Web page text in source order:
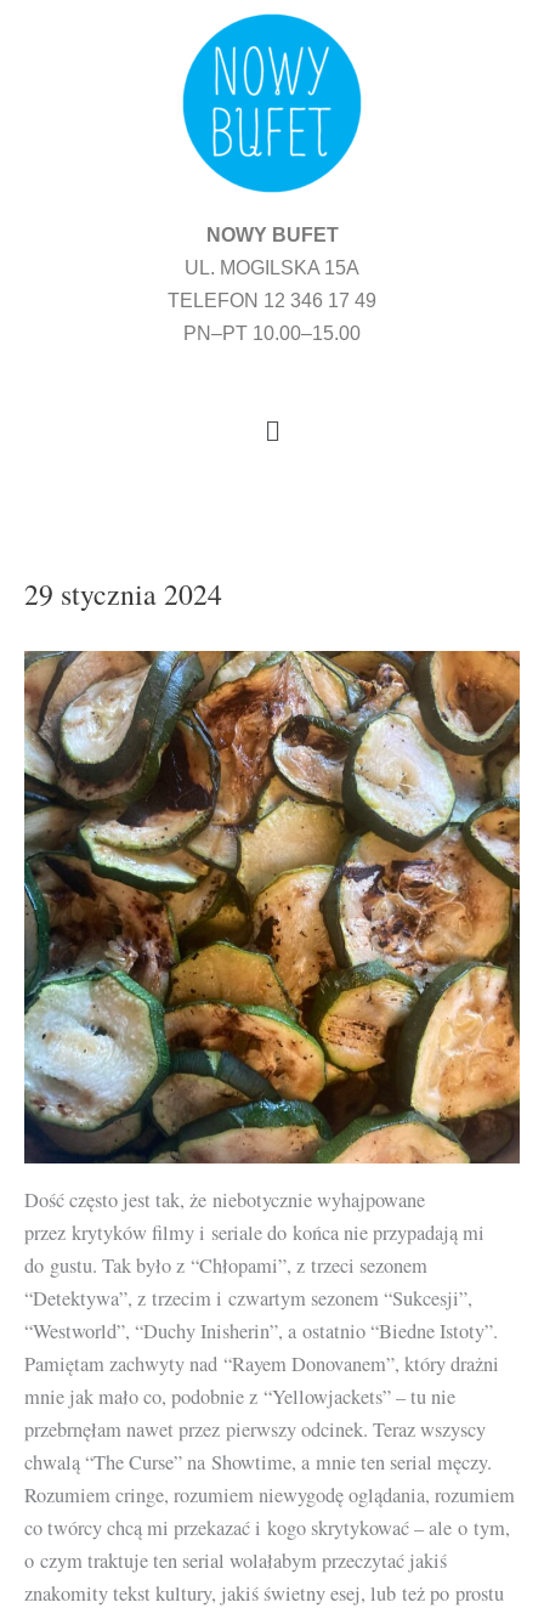
NOWY BUFET
UL. MOGILSKA 15A
TELEFON 12 346 17 49
PN–PT 10.00–15.00
Menu
29 stycznia 2024
Dość często jest tak, że niebotycznie wyhajpowane
przez krytyków filmy i seriale do końca nie przypadają mi
do gustu. Tak było z “Chłopami”, z trzeci sezonem
“Detektywa”, z trzecim i czwartym sezonem “Sukcesji”,
“Westworld”, “Duchy Inisherin”, a ostatnio “Biedne Istoty”.
Pamiętam zachwyty nad “Rayem Donovanem”, który drażni
mnie jak mało co, podobnie z “Yellowjackets” – tu nie
przebrnęłam nawet przez pierwszy odcinek. Teraz wszyscy
chwalą “The Curse” na Showtime, a mnie ten serial męczy.
Rozumiem cringe, rozumiem niewygodę oglądania, rozumiem
co twórcy chcą mi przekazać i kogo skrytykować – ale o tym,
o czym traktuje ten serial wolałabym przeczytać jakiś
znakomity tekst kultury, jakiś świetny esej, lub też po prostu